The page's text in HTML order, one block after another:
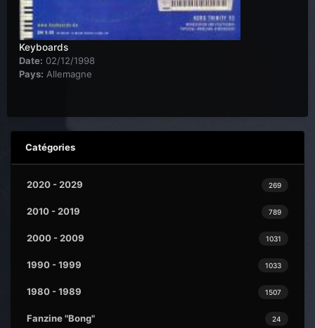
Keyboards
Date: 02/12/1998
Pays: Allemagne
Catégories
269
2020 - 2029
789
2010 - 2019
1031
2000 - 2009
1033
1990 - 1999
1507
1980 - 1989
24
Fanzine "Bong"